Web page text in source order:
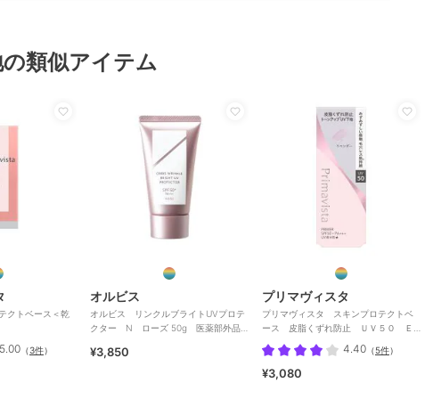
類似アイテム
クトベース＜乾
5.00 （3件）
オルビス
オルビス リンクルブライトUVプロテ
クター N ローズ 50g 医薬部外品
¥3,850
プリマヴィスタ
プリマヴィスタ スキンプロテクトベ
ース 皮脂くずれ防止 ＵＶ５０ Ｅ
Ｘ ラベンダー
4.40 （5件）
¥3,080